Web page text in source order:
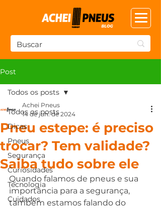
Post
Todos os posts
Dicas
Pneus
Segurança
Curiosidades
Tecnologia
Cuidados
Todos os posts
Pneu estepe: é preciso
trocar? Tem validade?
Saiba tudo sobre ele
Achei Pneus
14 de jun. de 2024
Quando falamos de pneus e sua
importância para a segurança,
também estamos falando do